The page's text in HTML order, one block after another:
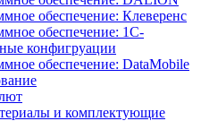
обеспечение: Клеверенс
обеспечение: 1С-
конфигруации
обеспечение: DataMobile
и комплектующие